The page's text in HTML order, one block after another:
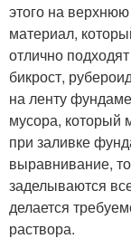
этого на
материал,
отлично
бикрост,
на ленту
мусора, который
при заливке
выравнивание,
заделываются
делается
раствора.